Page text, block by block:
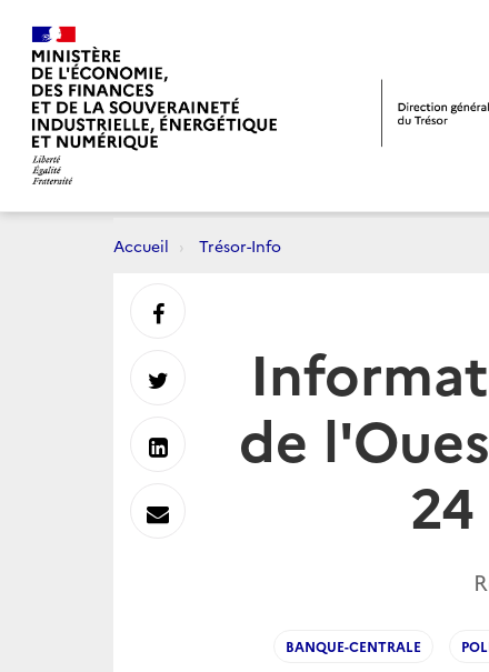
Accueil Trésor-Info
de
BANQUE-CENTRALE
Partager
sur
Facebook
Partager
sur
Partager
sur
Envoyer